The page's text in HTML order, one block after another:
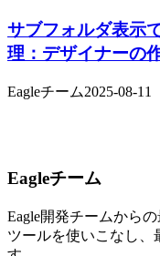
サブフォルダ表示
理：デザイナーの
Eagleチーム2025-08-11
Eagleチーム
Eagle開発チームから
ツールを使いこなし、